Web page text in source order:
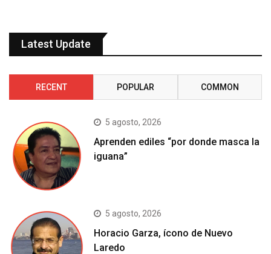
Latest Update
RECENT POPULAR COMMON
5 agosto, 2026
Aprenden ediles “por donde masca la
iguana”
5 agosto, 2026
Horacio Garza, ícono de Nuevo
Laredo